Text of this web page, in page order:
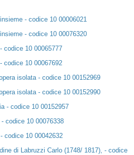
- codice 10 00006021
- codice 10 00076320
codice 10 00065777
codice 10 00067692
isolata - codice 10 00152969
isolata - codice 10 00152990
- codice 10 00152957
codice 10 00076338
codice 10 00042632
di Labruzzi Carlo (1748/ 1817), - codice